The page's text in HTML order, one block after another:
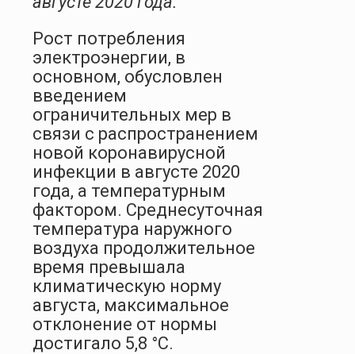
Рост потребления
электроэнергии, в
основном, обусловлен
введением
ограничительных мер в
связи с распространением
новой коронавирусной
инфекции в августе 2020
года, а температурным
фактором. Среднесуточная
температура наружного
воздуха продолжительное
время превышала
климатическую норму
августа, максимальное
отклонение от нормы
достигало 5,8 °С.